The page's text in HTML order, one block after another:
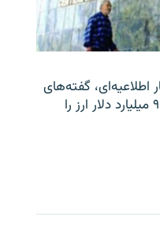
اطلاعیه‌ای، گفته‌های
یک نماینده مجلس درباره گم شدن ۹ میلیارد دلار ارز را